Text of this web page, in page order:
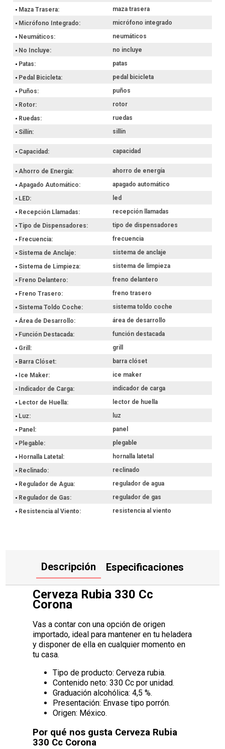
Maza Trasera
maza trasera
Micrófono Integrado
micrófono integrado
Neumáticos
neumáticos
No Incluye
no incluye
Patas
patas
Pedal Bicicleta
pedal bicicleta
Puños
puños
Rotor
rotor
Ruedas
ruedas
Sillín
sillín
Capacidad capacidad
Ahorro de Energía
ahorro de energía
Apagado Automático
apagado automático
LED
led
Recepción Llamadas
recepción llamadas
Tipo de Dispensadores
tipo de dispensadores
Frecuencia
frecuencia
Sistema de Anclaje
sistema de anclaje
Sistema de Limpieza
sistema de limpieza
Freno Delantero
freno delantero
Freno Trasero
freno trasero
Sistema Toldo Coche
sistema toldo coche
Área de Desarrollo
área de desarrollo
Función Destacada
función destacada
Grill
grill
Barra Clóset
barra clóset
Ice Maker
ice maker
Indicador de Carga
indicador de carga
Lector de Huella
lector de huella
Luz
luz
Panel
panel
Plegable
plegable
Hornalla Latetal
hornalla latetal
Reclinado
reclinado
Regulador de Agua
regulador de agua
Regulador de Gas
regulador de gas
Resistencia al Viento
resistencia al viento
Descripción Especificaciones
Cerveza Rubia 330 Cc
Corona
Vas a contar con una opción de origen
importado, ideal para mantener en tu heladera
y disponer de ella en cualquier momento en
tu casa.
Tipo de producto: Cerveza rubia.
Contenido neto: 330 Cc por unidad.
Graduación alcohólica: 4,5 %.
Presentación: Envase tipo porrón.
Origen: México.
Por qué nos gusta Cerveza Rubia
330 Cc Corona